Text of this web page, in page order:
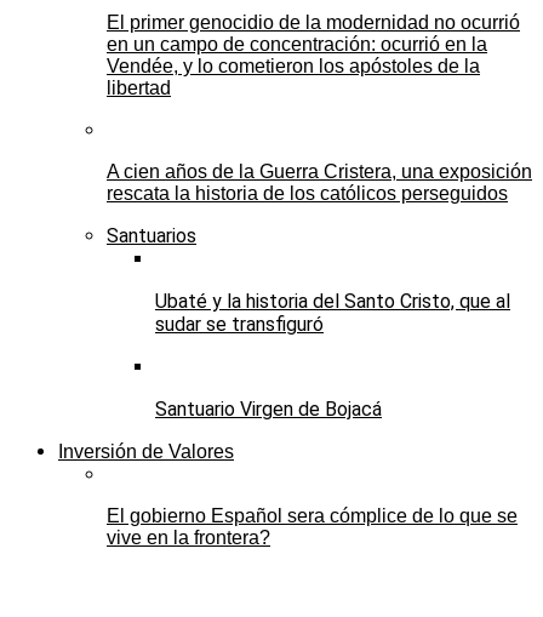
El primer genocidio de la modernidad no ocurrió
en un campo de concentración: ocurrió en la
Vendée, y lo cometieron los apóstoles de la
libertad
A cien años de la Guerra Cristera, una exposición
rescata la historia de los católicos perseguidos
Santuarios
Ubaté y la historia del Santo Cristo, que al
sudar se transfiguró
Santuario Virgen de Bojacá
Inversión de Valores
El gobierno Español sera cómplice de lo que se
vive en la frontera?